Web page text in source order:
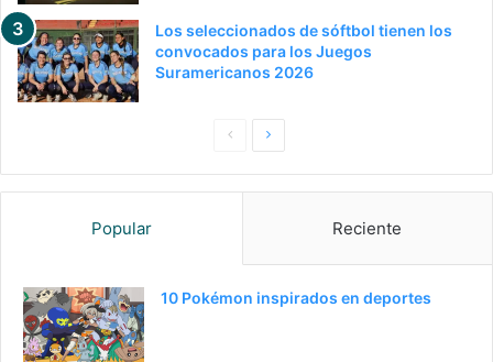
Los seleccionados de sóftbol tienen los
convocados para los Juegos
Suramericanos 2026
g
g
Popular Reciente
10 Pokémon inspirados en deportes